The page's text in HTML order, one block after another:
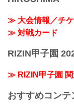
≫ 大会情報／チケ
≫ 対戦カード
RIZIN甲子園
≫ RIZIN甲子園 関
おすすめコンテ